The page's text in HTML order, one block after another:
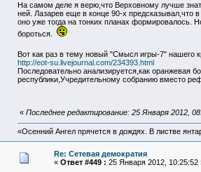
На самом деле я верю,что Верховному лучше
ней. Лазарев еще в конце 90-х предсказывал,что
оно уже тогда на тонких планах формировалось.
бороться.
Вот как раз в тему новый "Смысл игры-7" нашего
http://eot-su.livejournal.com/234393.html
Последовательно анализируется,как оранжевая
республики,Учредительному собранию вместо
« Последнее редактирование: 25 Января 2012,
«Осенний Ангел прячется в дождях. В листве
Re: Сетевая демократия
« Ответ #449 : 25 Января 2012, 10:25:52